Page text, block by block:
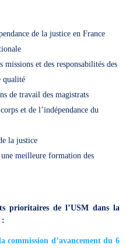
de la justice en France
missions et des responsabilités des
qualité
de travail des magistrats
et de l’indépendance du
la justice
meilleure formation des
prioritaires de l’USM dans la
:
commission d’avancement du 6